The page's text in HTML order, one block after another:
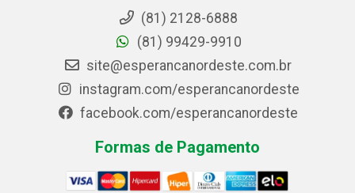
(81) 2128-6888
(81) 99429-9910
site@esperancanordeste.com.br
instagram.com/esperancanordeste
facebook.com/esperancanordeste
Formas de Pagamento